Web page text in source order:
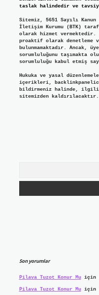
taslak halindedir ve
Sitemiz, 5651 Sayılı
İletişim Kurumu (BTK)
olarak hizmet
proaktif olarak denetleme
bulunmamaktadır. Ancak,
sorumluluğunu taşımakta
sorumluluğu kabul etmiş
Hukuka ve yasal
içerikleri,
bildirmeniz halinde,
sitemizden kaldırılacaktır.
Son yorumlar
Pilava Tuzot Konur Muiçin
Pilava Tuzot Konur Muiçin